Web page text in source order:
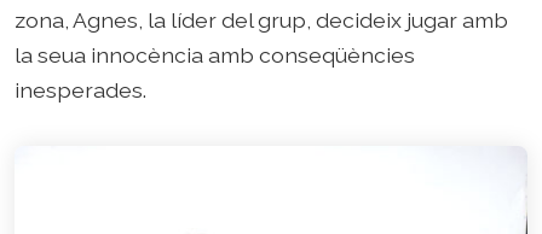
zona, Agnes, la líder del grup, decideix jugar amb
la seua innocència amb conseqüències
inesperades.